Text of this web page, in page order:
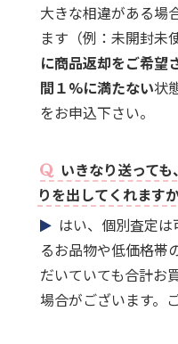
大きな相違がある場
ます（例：未開封未
に商品返却をご希望
間１%に満たない状
をお申込下さい。
いきなり送っても
りを出してくれます
はい、個別査定
るお品物や低価格帯
だいていても合計お
場合がございます。